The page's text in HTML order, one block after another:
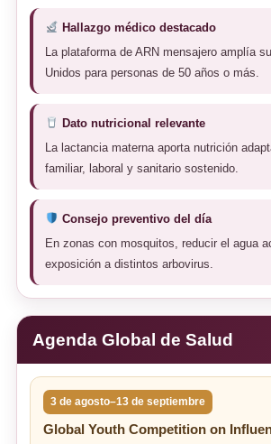
Hallazgo médico destacado
La plataforma de ARN mensajero amplía
Unidos para personas de 50 años o más.
Dato nutricional relevante
La lactancia materna aporta nutrición
familiar, laboral y sanitario sostenido.
Consejo preventivo del día
En zonas con mosquitos, reducir el agua
exposición a distintos arbovirus.
Agenda Global de Salud
3 de agosto–13 de septiembre
Global Youth Competition on